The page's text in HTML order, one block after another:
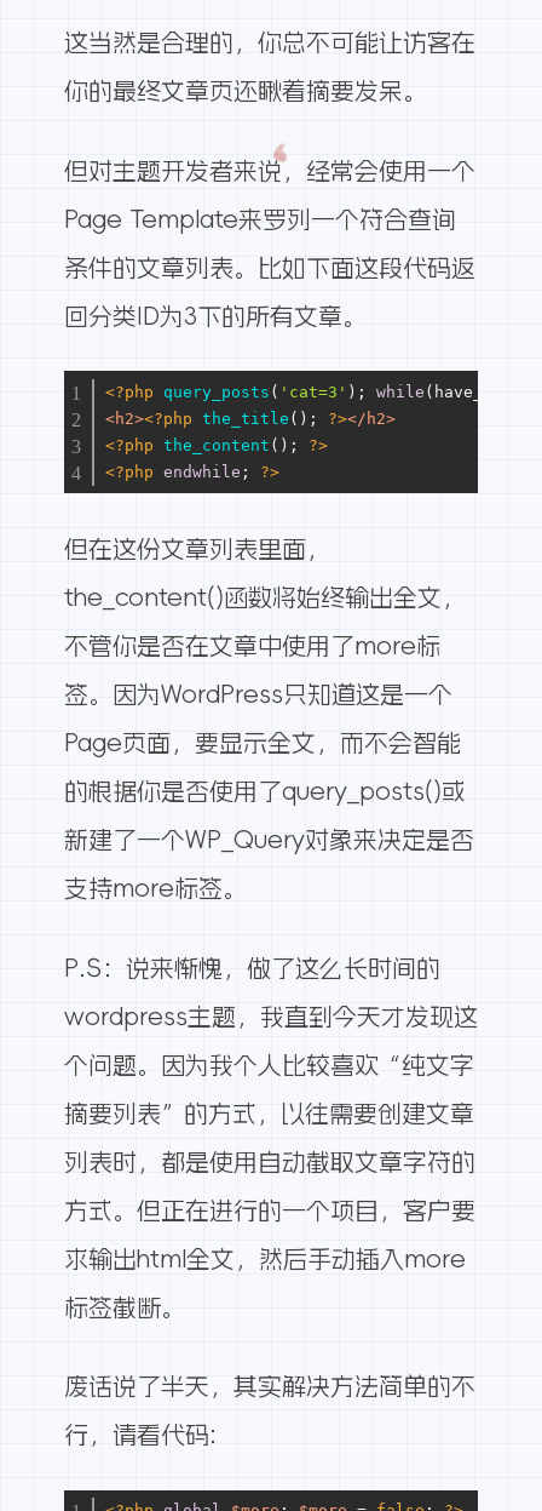
这当然是合理的，你总不可能让访客在
你的最终文章页还瞅着摘要发呆。
但对主题开发者来说，经常会使用一个
Page Template来罗列一个符合查询
条件的文章列表。比如下面这段代码返
回分类ID为3下的所有文章。
<?php query_posts ( 'cat=3' ); while
<h2><?php the_title (); ?></ h2>
<?php
the_content (); ?>
<?php
endwhile ; ?>
但在这份文章列表里面，
the_content()函数将始终输出全文，
不管你是否在文章中使用了more标
签。因为WordPress只知道这是一个
Page页面，要显示全文，而不会智能
的根据你是否使用了query_posts()或
新建了一个WP_Query对象来决定是否
支持more标签。
P.S：说来惭愧，做了这么长时间的
wordpress主题，我直到今天才发现这
个问题。因为我个人比较喜欢“纯文字
摘要列表”的方式，以往需要创建文章
列表时，都是使用自动截取文章字符的
方式。但正在进行的一个项目，客户要
求输出html全文，然后手动插入more
标签截断。
废话说了半天，其实解决方法简单的不
行，请看代码: